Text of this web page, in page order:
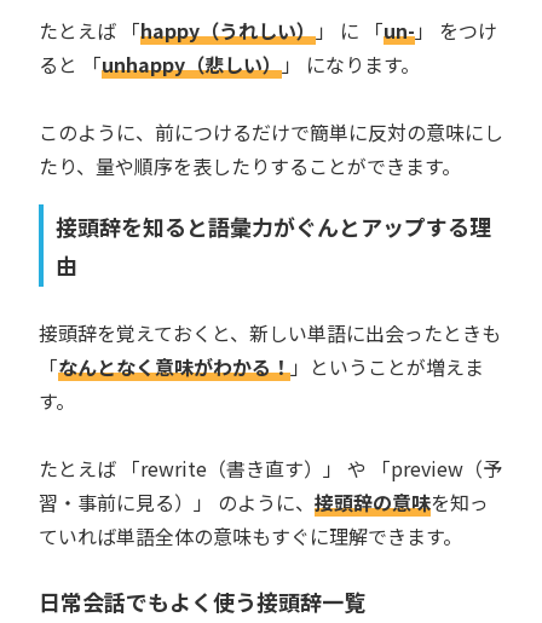
たとえば 「happy（うれしい）」 に 「un-」 をつけ
ると 「unhappy（悲しい）」 になります。
このように、前につけるだけで簡単に反対の意味にし
たり、量や順序を表したりすることができます。
接頭辞を知ると語彙力がぐんとアップする理
由
接頭辞を覚えておくと、新しい単語に出会ったときも
「なんとなく意味がわかる！」ということが増えま
す。
たとえば 「rewrite（書き直す）」 や 「preview（予
習・事前に見る）」 のように、 接頭辞の意味を知っ
ていれば単語全体の意味もすぐに理解できます。
日常会話でもよく使う接頭辞一覧